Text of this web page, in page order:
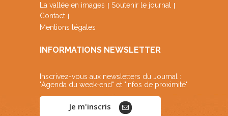
La vallée en images
Soutenir le journal
Contact
Mentions légales
INFORMATIONS NEWSLETTER
Inscrivez-vous aux newsletters du Journal :
"Agenda du week-end" et "Infos de proximité"
Je m'inscris